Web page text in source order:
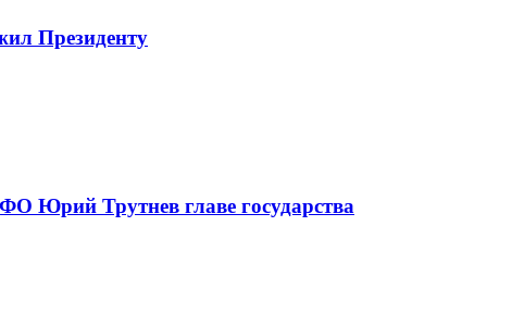
Президенту
Юрий Трутнев главе государства